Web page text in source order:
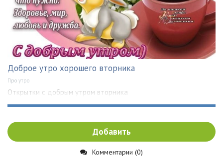
Доброе утро хорошего вторника
Про утро
Открытки с добрым утром вторника
Добавить
Комментарии (0)